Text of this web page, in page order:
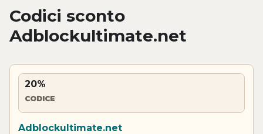
Codici sconto
Adblockultimate.net
20%
CODICE
Adblockultimate.net